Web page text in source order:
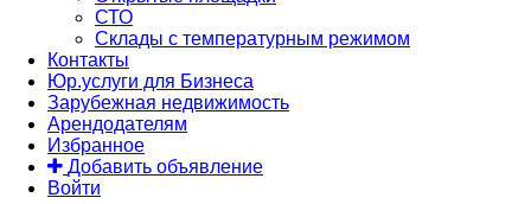
СТО
Склады с температурным режимом
Контакты
Юр.услуги для Бизнеса
Зарубежная недвижимость
Арендодателям
Избранное
Добавить объявление
Войти